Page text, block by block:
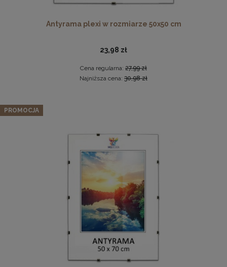
Drewniana ramka, rama na zdjęcia, obrazy w rozmiarze
44,99 zł
226,09 zł
Cena regularna:
Najniższa cena:
DO KOSZYKA
Antyrama plexi w rozmiarze 50x50 cm
23,98 zł
Cena regularna: 27,99 zł
Najniższa cena: 30,98 zł
PROMOCJA